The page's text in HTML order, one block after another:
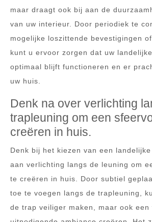
maar draagt ook bij aan de
van uw interieur. Door periodiek te
mogelijke loszittende bevestigingen
kunt u ervoor zorgen dat uw
optimaal blijft functioneren en er
uw huis.
Denk na over verlichting
trapleuning om een
creëren in huis.
Denk bij het kiezen van een
aan verlichting langs de leuning om
te creëren in huis. Door subtiel
toe te voegen langs de trapleuning,
de trap veiliger maken, maar ook een